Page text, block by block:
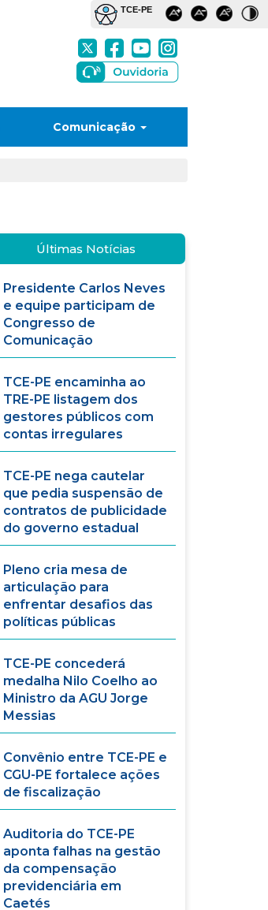
Comunicação
Últimas Notícias
Presidente Carlos Neves
e equipe participam de
Congresso de
Comunicação
TCE-PE encaminha ao
TRE-PE listagem dos
gestores públicos com
contas irregulares
TCE-PE nega cautelar
que pedia suspensão de
contratos de publicidade
do governo estadual
Pleno cria mesa de
articulação para
enfrentar desafios das
políticas públicas
TCE-PE concederá
medalha Nilo Coelho ao
Ministro da AGU Jorge
Messias
Convênio entre TCE-PE e
CGU-PE fortalece ações
de fiscalização
Auditoria do TCE-PE
aponta falhas na gestão
da compensação
previdenciária em
Caetés